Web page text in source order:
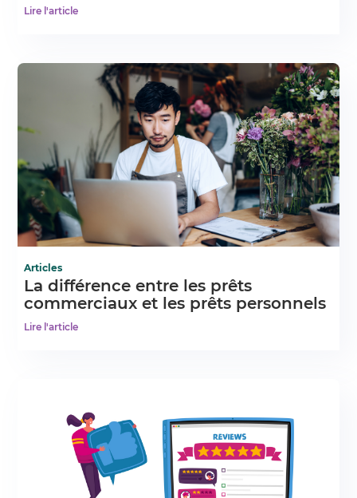
Lire l'article
Articles
La différence entre les prêts
commerciaux et les prêts personnels
Lire l'article